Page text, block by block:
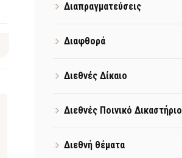
Διαπραγματεύσεις
Διαφθορά
Διεθνές Δίκαιο
Διεθνές Ποινικό Δικαστήριο
Διεθνή θέματα